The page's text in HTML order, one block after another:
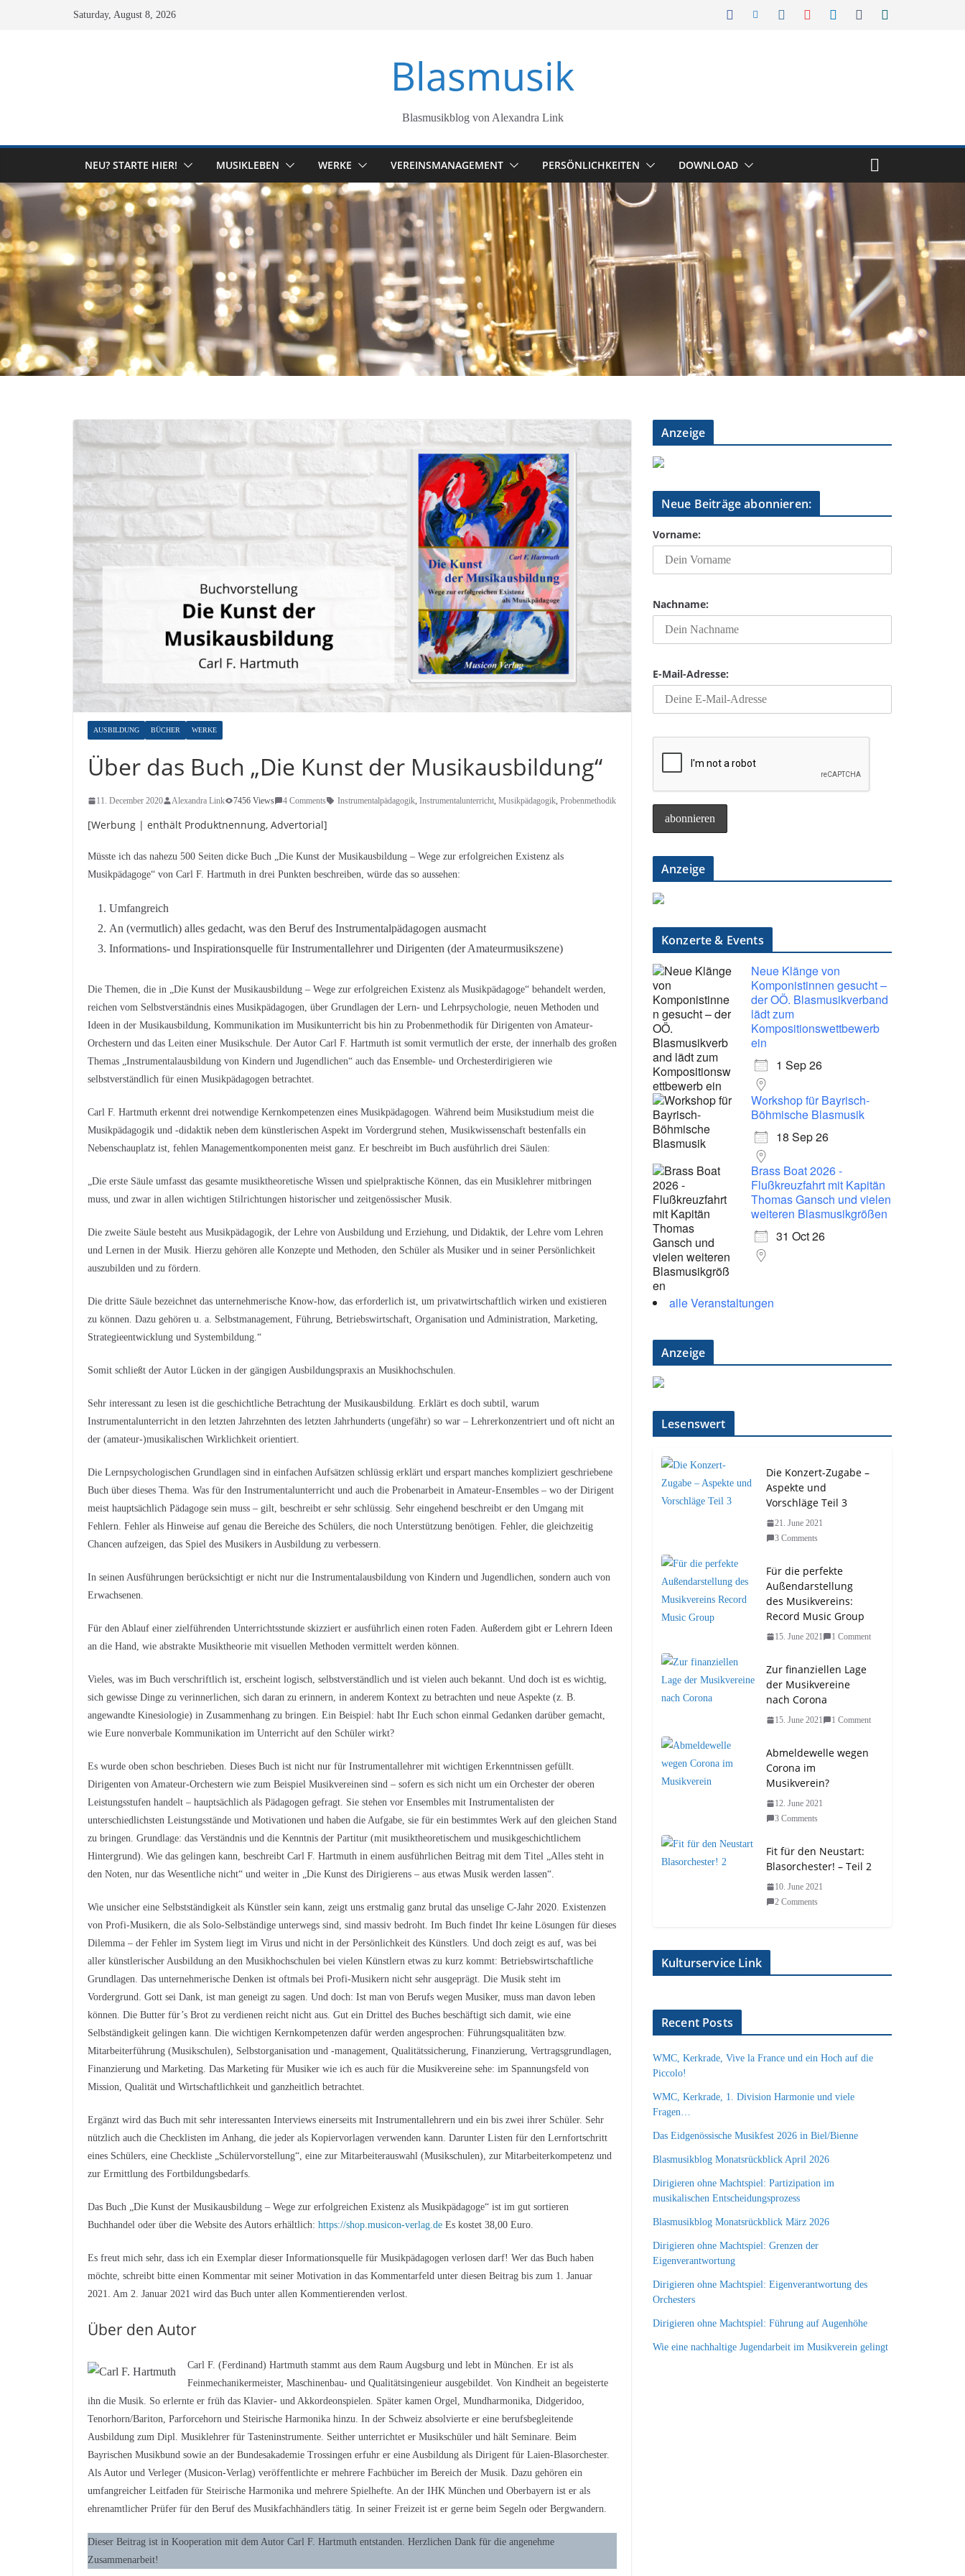
Saturday, August 8, 2026
Blasmusik
Blasmusikblog von Alexandra Link
NEU? STARTE HIER! MUSIKLEBEN WERKE VEREINSMANAGEMENT PERSÖNLICHKEITEN DOWNLOAD
AUSBILDUNG BÜCHER WERKE
Über das Buch „Die Kunst der Musikausbildung“
11. December 2020 Alexandra Link 7456 Views 4 Comments Instrumentalpädagogik Instrumentalunterricht Musikpädagogik Probenmethodik
[Werbung | enthält Produktnennung, Advertorial]
Müsste ich das nahezu 500 Seiten dicke Buch „Die Kunst der Musikausbildung – Wege zur erfolgreichen Existenz als
Musikpädagoge“ von Carl F. Hartmuth in drei Punkten beschreiben, würde das so aussehen:
Umfangreich
An (vermutlich) alles gedacht, was den Beruf des Instrumentalpädagogen ausmacht
Informations- und Inspirationsquelle für Instrumentallehrer und Dirigenten (der Amateurmusikszene)
Die Themen, die in „Die Kunst der Musikausbildung – Wege zur erfolgreichen Existenz als Musikpädagoge“ behandelt werden,
reichen vom Selbstverständnis eines Musikpädagogen, über Grundlagen der Lern- und Lehrpsychologie, neuen Methoden und
Ideen in der Musikausbildung, Kommunikation im Musikunterricht bis hin zu Probenmethodik für Dirigenten von Amateur-
Orchestern und das Leiten einer Musikschule. Der Autor Carl F. Hartmuth ist somit vermutlich der erste, der innerhalb des großen
Themas „Instrumentalausbildung von Kindern und Jugendlichen“ auch das Ensemble- und Orchesterdirigieren wie
selbstverständlich für einen Musikpädagogen betrachtet.
Carl F. Hartmuth erkennt drei notwendige Kernkompetenzen eines Musikpädagogen. Während beim Musikstudium meist die
Musikpädagogik und -didaktik neben dem künstlerischen Aspekt im Vordergrund stehen, Musikwissenschaft bestenfalls ein
Nebenschauplatz ist, fehlen Managementkomponenten meist ganz. Er beschreibt im Buch ausführlich drei Säulen:
„Die erste Säule umfasst das gesamte musiktheoretische Wissen und spielpraktische Können, das ein Musiklehrer mitbringen
muss, und zwar in allen wichtigen Stilrichtungen historischer und zeitgenössischer Musik.
Die zweite Säule besteht aus Musikpädagogik, der Lehre von Ausbildung und Erziehung, und Didaktik, der Lehre vom Lehren
und Lernen in der Musik. Hierzu gehören alle Konzepte und Methoden, den Schüler als Musiker und in seiner Persönlichkeit
auszubilden und zu fördern.
Die dritte Säule bezeichnet das unternehmerische Know-how, das erforderlich ist, um privatwirtschaftlich wirken und existieren
zu können. Dazu gehören u. a. Selbstmanagement, Führung, Betriebswirtschaft, Organisation und Administration, Marketing,
Strategieentwicklung und Systembildung.“
Somit schließt der Autor Lücken in der gängigen Ausbildungspraxis an Musikhochschulen.
Sehr interessant zu lesen ist die geschichtliche Betrachtung der Musikausbildung. Erklärt es doch subtil, warum
Instrumentalunterricht in den letzten Jahrzehnten des letzten Jahrhunderts (ungefähr) so war – Lehrerkonzentriert und oft nicht an
der (amateur-)musikalischen Wirklichkeit orientiert.
Die Lernpsychologischen Grundlagen sind in einfachen Aufsätzen schlüssig erklärt und erspart manches kompliziert geschriebene
Buch über dieses Thema. Was für den Instrumentalunterricht und auch die Probenarbeit in Amateur-Ensembles – wo der Dirigent
meist hauptsächlich Pädagoge sein muss – gilt, beschreibt er sehr schlüssig. Sehr eingehend beschreibt er den Umgang mit
Fehlern. Fehler als Hinweise auf genau die Bereiche des Schülers, die noch Unterstützung benötigen. Fehler, die gleichzeitig
Chancen aufzeigen, das Spiel des Musikers in Ausbildung zu verbessern.
In seinen Ausführungen berücksichtigt er nicht nur die Instrumentalausbildung von Kindern und Jugendlichen, sondern auch von
Erwachsenen.
Für den Ablauf einer zielführenden Unterrichtsstunde skizziert er ausführlich einen roten Faden. Außerdem gibt er Lehrern Ideen
an die Hand, wie abstrakte Musiktheorie mit visuellen Methoden vermittelt werden können.
Vieles, was im Buch verschriftlich ist, erscheint logisch, selbstverständlich und ist vielen auch bekannt. Und doch ist es wichtig,
sich gewisse Dinge zu verinnerlichen, sich daran zu erinnern, in anderem Kontext zu betrachten und neue Aspekte (z. B.
angewandte Kinesiologie) in Zusammenhang zu bringen. Ein Beispiel: habt Ihr Euch schon einmal Gedanken darüber gemacht,
wie Eure nonverbale Kommunikation im Unterricht auf den Schüler wirkt?
Es wurde oben schon beschrieben. Dieses Buch ist nicht nur für Instrumentallehrer mit wichtigen Erkenntnissen gefüllt.
Dirigenten von Amateur-Orchestern wie zum Beispiel Musikvereinen sind – sofern es sich nicht um ein Orchester der oberen
Leistungsstufen handelt – hauptsächlich als Pädagogen gefragt. Sie stehen vor Ensembles mit Instrumentalisten der
unterschiedlichsten Leistungsstände und Motivationen und haben die Aufgabe, sie für ein bestimmtes Werk auf den gleichen Stand
zu bringen. Grundlage: das Verständnis und die Kenntnis der Partitur (mit musiktheoretischem und musikgeschichtlichem
Hintergrund). Wie das gelingen kann, beschreibt Carl F. Hartmuth in einem ausführlichen Beitrag mit dem Titel „Alles steht in
den Noten, nur das Wesentliche nicht“ und weiter in „Die Kunst des Dirigierens – aus etwas Musik werden lassen“.
Wie unsicher eine Selbstständigkeit als Künstler sein kann, zeigt uns erstmalig ganz brutal das unselige C-Jahr 2020. Existenzen
von Profi-Musikern, die als Solo-Selbständige unterwegs sind, sind massiv bedroht. Im Buch findet Ihr keine Lösungen für dieses
Dilemma – der Fehler im System liegt im Virus und nicht in der Persönlichkeit des Künstlers. Und doch zeigt es auf, was bei
aller künstlerischer Ausbildung an den Musikhochschulen bei vielen Künstlern etwas zu kurz kommt: Betriebswirtschaftliche
Grundlagen. Das unternehmerische Denken ist oftmals bei Profi-Musikern nicht sehr ausgeprägt. Die Musik steht im
Vordergrund. Gott sei Dank, ist man geneigt zu sagen. Und doch: Ist man von Berufs wegen Musiker, muss man davon leben
können. Die Butter für’s Brot zu verdienen reicht nicht aus. Gut ein Drittel des Buches beschäftigt sich damit, wie eine
Selbständigkeit gelingen kann. Die wichtigen Kernkompetenzen dafür werden angesprochen: Führungsqualitäten bzw.
Mitarbeiterführung (Musikschulen), Selbstorganisation und -management, Qualitätssicherung, Finanzierung, Vertragsgrundlagen,
Finanzierung und Marketing. Das Marketing für Musiker wie ich es auch für die Musikvereine sehe: im Spannungsfeld von
Mission, Qualität und Wirtschaftlichkeit und ganzheitlich betrachtet.
Ergänzt wird das Buch mit sehr interessanten Interviews einerseits mit Instrumentallehrern und ein bis zwei ihrer Schüler. Sehr
nützlich auch die Checklisten im Anhang, die jeder als Kopiervorlagen verwenden kann. Darunter Listen für den Lernfortschritt
eines Schülers, eine Checkliste „Schülervorstellung“, eine zur Mitarbeiterauswahl (Musikschulen), zur Mitarbeiterkompetenz und
zur Ermittlung des Fortbildungsbedarfs.
Das Buch „Die Kunst der Musikausbildung – Wege zur erfolgreichen Existenz als Musikpädagoge“ ist im gut sortieren
Buchhandel oder über die Website des Autors erhältlich: https://shop.musicon-verlag.de Es kostet 38,00 Euro.
Es freut mich sehr, dass ich ein Exemplar dieser Informationsquelle für Musikpädagogen verlosen darf! Wer das Buch haben
möchte, schreibt bitte einen Kommentar mit seiner Motivation in das Kommentarfeld unter diesen Beitrag bis zum 1. Januar
2021. Am 2. Januar 2021 wird das Buch unter allen Kommentierenden verlost.
Über den Autor
Carl F. (Ferdinand) Hartmuth stammt aus dem Raum Augsburg und lebt in München. Er ist als
Feinmechanikermeister, Maschinenbau- und Qualitätsingenieur ausgebildet. Von Kindheit an begeisterte
ihn die Musik. So erlernte er früh das Klavier- und Akkordeonspielen. Später kamen Orgel, Mundharmonika, Didgeridoo,
Tenorhorn/Bariton, Parforcehorn und Steirische Harmonika hinzu. In der Schweiz absolvierte er eine berufsbegleitende
Ausbildung zum Dipl. Musiklehrer für Tasteninstrumente. Seither unterrichtet er Musikschüler und hält Seminare. Beim
Bayrischen Musikbund sowie an der Bundesakademie Trossingen erfuhr er eine Ausbildung als Dirigent für Laien-Blasorchester.
Als Autor und Verleger (Musicon-Verlag) veröffentlichte er mehrere Fachbücher im Bereich der Musik. Dazu gehören ein
umfangreicher Leitfaden für Steirische Harmonika und mehrere Spielhefte. An der IHK München und Oberbayern ist er als
ehrenamtlicher Prüfer für den Beruf des Musikfachhändlers tätig. In seiner Freizeit ist er gerne beim Segeln oder Bergwandern.
Dieser Beitrag ist in Kooperation mit dem Autor Carl F. Hartmuth entstanden. Herzlichen Dank für die angenehme
Zusammenarbeit!
Anzeige
Neue Beiträge abonnieren:
Vorname:
Nachname:
E-Mail-Adresse:
Anzeige
Konzerte & Events
Neue Klänge von
Komponistinnen gesucht –
der OÖ. Blasmusikverband
lädt zum
Kompositionswettbewerb
ein
1 Sep 26
Workshop für Bayrisch-
Böhmische Blasmusik
18 Sep 26
Brass Boat 2026 -
Flußkreuzfahrt mit Kapitän
Thomas Gansch und vielen
weiteren Blasmusikgrößen
31 Oct 26
alle Veranstaltungen
Anzeige
Lesenswert
Die Konzert-Zugabe –
Aspekte und
Vorschläge Teil 3
21. June 2021
3 Comments
Für die perfekte
Außendarstellung
des Musikvereins:
Record Music Group
15. June 2021 1 Comment
Zur finanziellen Lage
der Musikvereine
nach Corona
15. June 2021 1 Comment
Abmeldewelle wegen
Corona im
Musikverein?
12. June 2021
3 Comments
Fit für den Neustart:
Blasorchester! – Teil 2
10. June 2021
2 Comments
Kulturservice Link
Recent Posts
WMC, Kerkrade, Vive la France und ein Hoch auf die
Piccolo!
WMC, Kerkrade, 1. Division Harmonie und viele
Fragen…
Das Eidgenössische Musikfest 2026 in Biel/Bienne
Blasmusikblog Monatsrückblick April 2026
Dirigieren ohne Machtspiel: Partizipation im
musikalischen Entscheidungsprozess
Blasmusikblog Monatsrückblick März 2026
Dirigieren ohne Machtspiel: Grenzen der
Eigenverantwortung
Dirigieren ohne Machtspiel: Eigenverantwortung des
Orchesters
Dirigieren ohne Machtspiel: Führung auf Augenhöhe
Wie eine nachhaltige Jugendarbeit im Musikverein gelingt